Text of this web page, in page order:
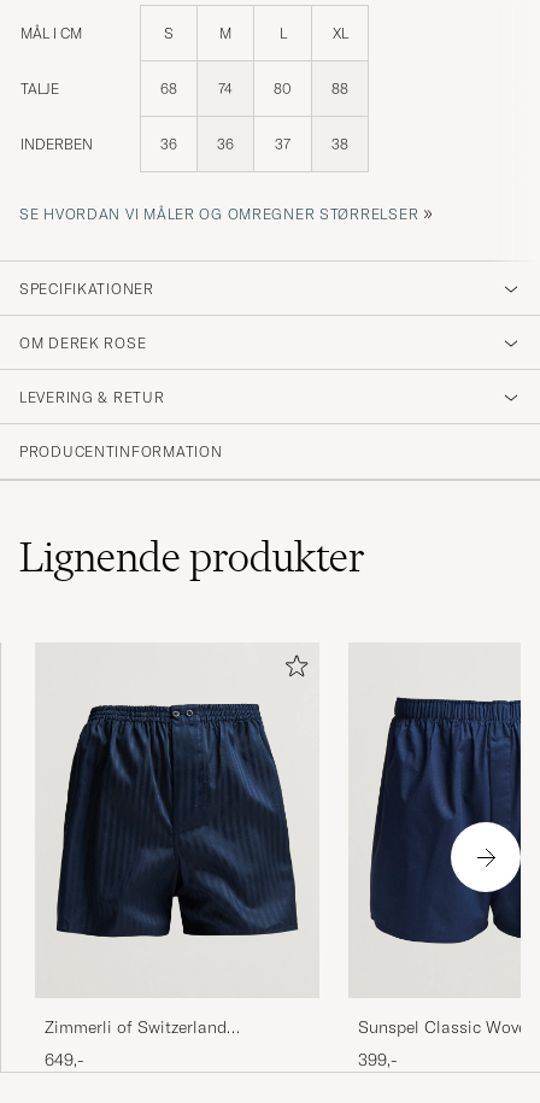
MÅL I CM S M L XL
TALJE 68 74 80 88
INDERBEN 36 36 37 38
SE HVORDAN VI MÅLER OG OMREGNER STØRRELSER »
SPECIFIKATIONER
OM DEREK ROSE
LEVERING & RETUR
PRODUCENTINFORMATION
Lignendeprodukter
Zimmerli of Switzerland
Mercerized Cotton Boxer Shorts
Navy
649,-
Sunspel Classic
Boxer Shorts Navy
399,-